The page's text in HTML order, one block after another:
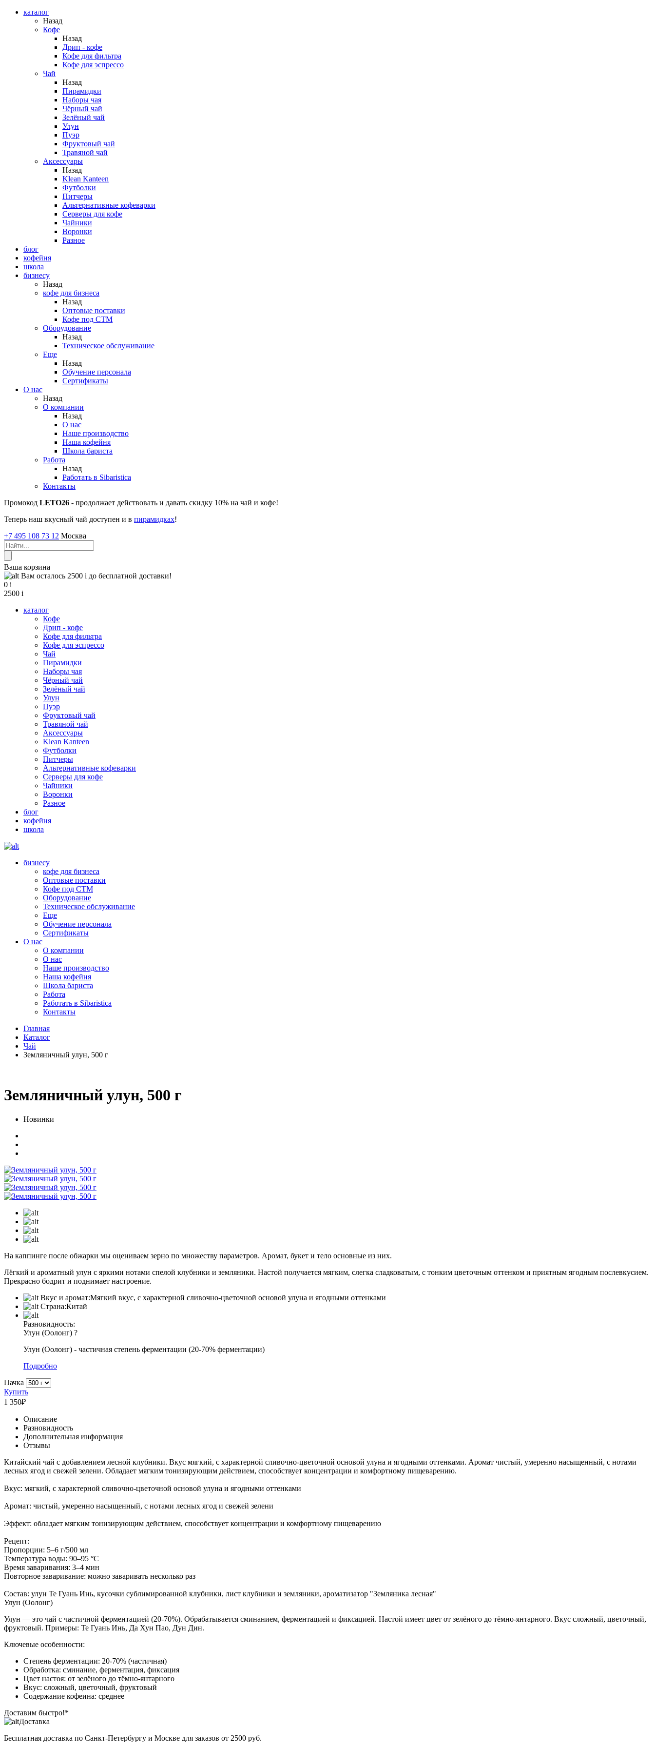
каталог
Назад
Кофе
Назад
Дрип - кофе
Кофе для фильтра
Кофе для эспрессо
Чай
Назад
Пирамидки
Наборы чая
Чёрный чай
Зелёный чай
Улун
Пуэр
Фруктовый чай
Травяной чай
Аксессуары
Назад
Klean Kanteen
Футболки
Питчеры
Альтернативные кофеварки
Серверы для кофе
Чайники
Воронки
Разное
блог
кофейня
школа
бизнесу
Назад
кофе для бизнеса
Назад
Оптовые поставки
Кофе под СТМ
Оборудование
Назад
Техническое обслуживание
Еще
Назад
Обучение персонала
Сертификаты
О нас
Назад
O компании
Назад
О нас
Наше производство
Наша кофейня
Школа бариста
Работа
Назад
Работать в Sibaristica
Контакты
Промокод LETO26 - продолжает действовать и давать скидку 10% на чай и кофе!
Теперь наш вкусный чай доступен и в пирамидках!
+7 495 108 73 12 Москва
Ваша корзина
Вам осталось 2500 i до бесплатной доставки!
0 i
2500 i
каталог
Кофе
Дрип - кофе
Кофе для фильтра
Кофе для эспрессо
Чай
Пирамидки
Наборы чая
Чёрный чай
Зелёный чай
Улун
Пуэр
Фруктовый чай
Травяной чай
Аксессуары
Klean Kanteen
Футболки
Питчеры
Альтернативные кофеварки
Серверы для кофе
Чайники
Воронки
Разное
блог
кофейня
школа
бизнесу
кофе для бизнеса
Оптовые поставки
Кофе под СТМ
Оборудование
Техническое обслуживание
Еще
Обучение персонала
Сертификаты
О нас
O компании
О нас
Наше производство
Наша кофейня
Школа бариста
Работа
Работать в Sibaristica
Контакты
Главная
Каталог
Чай
Земляничный улун, 500 г
Земляничный улун, 500 г
Новинки
На каппинге после обжарки мы оцениваем зерно по множеству параметров. Аромат, букет и тело основные из них.
Лёгкий и ароматный улун с яркими нотами спелой клубники и земляники. Настой получается мягким, слегка сладковатым, с тонким цветочным оттенком и приятным ягодным послевкусием.
Прекрасно бодрит и поднимает настроение.
Вкус и аромат:Мягкий вкус, с характерной сливочно-цветочной основой улуна и ягодными оттенками
Страна:Китай
Разновидность:
Улун (Оолонг) ?
Улун (Оолонг) - частичная степень ферментации (20-70% ферментации)
Подробно
Пачка
Купить
1 350₽
Описание
Разновидность
Дополнительная информация
Отзывы
Китайский чай с добавлением лесной клубники. Вкус мягкий, с характерной сливочно-цветочной основой улуна и ягодными оттенками. Аромат чистый, умеренно насыщенный, с нотами
лесных ягод и свежей зелени. Обладает мягким тонизирующим действием, способствует концентрации и комфортному пищеварению.
Вкус: мягкий, с характерной сливочно-цветочной основой улуна и ягодными оттенками
Аромат: чистый, умеренно насыщенный, с нотами лесных ягод и свежей зелени
Эффект: обладает мягким тонизирующим действием, способствует концентрации и комфортному пищеварению
Рецепт:
Пропорции: 5–6 г/500 мл
Температура воды: 90–95 °C
Время заваривания: 3–4 мин
Повторное заваривание: можно заваривать несколько раз
Состав: улун Те Гуань Инь, кусочки сублимированной клубники, лист клубники и земляники, ароматизатор "Земляника лесная"
Улун (Оолонг)
Улун — это чай с частичной ферментацией (20-70%). Обрабатывается сминанием, ферментацией и фиксацией. Настой имеет цвет от зелёного до тёмно-янтарного. Вкус сложный, цветочный,
фруктовый. Примеры: Те Гуань Инь, Да Хун Пао, Дун Дин.
Ключевые особенности:
Степень ферментации: 20-70% (частичная)
Обработка: сминание, ферментация, фиксация
Цвет настоя: от зелёного до тёмно-янтарного
Вкус: сложный, цветочный, фруктовый
Содержание кофеина: среднее
Доставим быстро!*
Доставка
Бесплатная доставка по Санкт-Петербургу и Москве для заказов от 2500 руб.